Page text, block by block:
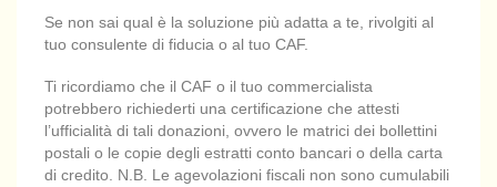
Se non sai qual è la soluzione più adatta a te, rivolgiti al
tuo consulente di fiducia o al tuo CAF.
Ti ricordiamo che il CAF o il tuo commercialista
potrebbero richiederti una certificazione che attesti
l’ufficialità di tali donazioni, ovvero le matrici dei bollettini
postali o le copie degli estratti conto bancari o della carta
di credito. N.B. Le agevolazioni fiscali non sono cumulabili